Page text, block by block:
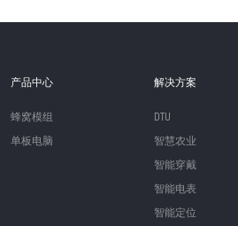
产品中心
蜂窝模组
单板电脑
解决方案
DTU
智慧农业
智能穿戴
智能电表
智能定位